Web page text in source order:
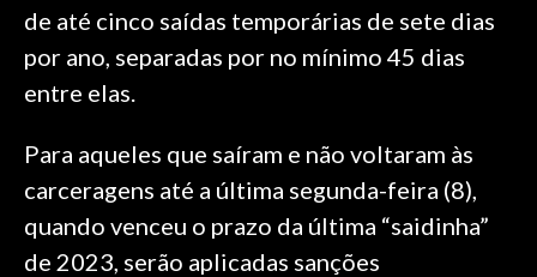
de até cinco saídas temporárias de sete dias
por ano, separadas por no mínimo 45 dias
entre elas.
Para aqueles que saíram e não voltaram às
carceragens até a última segunda-feira (8),
quando venceu o prazo da última “saidinha”
de 2023, serão aplicadas sanções